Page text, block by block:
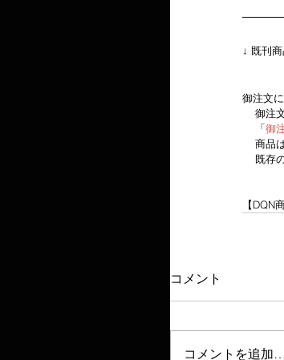
↓ 既刊
御注文
    「
御
【DQN
コメント
コメントを追加…